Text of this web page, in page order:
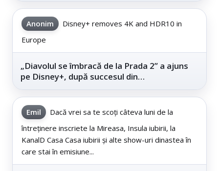
Anonim
Disney+ removes 4K and HDR10 in
Europe
„Diavolul se îmbracă de la Prada 2” a ajuns
pe Disney+, după succesul din
Emil
Dacă vrei sa te scoți câteva luni de la
întreținere inscriete la Mireasa, Insula iubirii, la
KanalD Casa Casa iubirii și alte show-uri dinastea în
care stai în emisiune...